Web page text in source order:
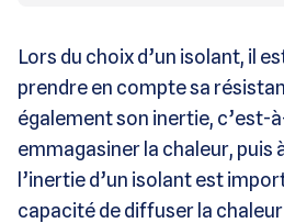
Lors du choix d’un isolant, il
prendre en compte sa
également son inertie, c’est-
emmagasiner la chaleur, puis
l’inertie d’un isolant est
capacité de diffuser la